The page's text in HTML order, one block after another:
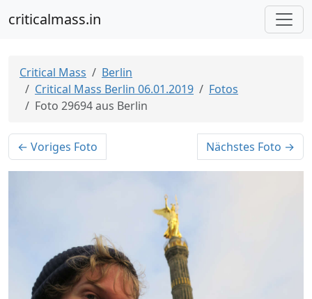
criticalmass.in
Critical Mass
Berlin
Critical Mass Berlin 06.01.2019
Fotos
Foto 29694 aus Berlin
← Voriges Foto Nächstes Foto →